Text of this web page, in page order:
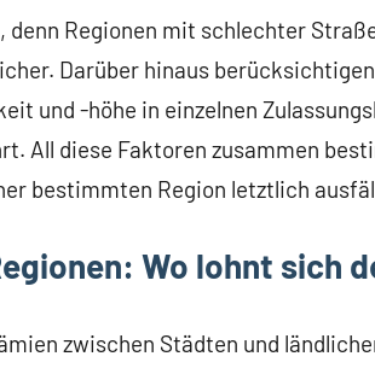
Regionen mit schlechter
Darüber hinaus
und -höhe in einzelnen
All diese Faktoren zusammen
bestimmten Region letztlich
Wo lohnt sich
zwischen Städten und